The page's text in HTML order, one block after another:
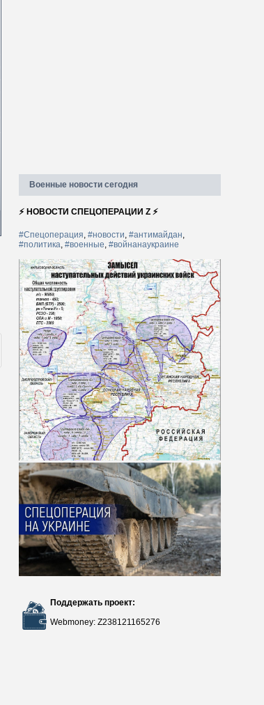
Военные новости сегодня
⚡ НОВОСТИ СПЕЦОПЕРАЦИИ Z ⚡
#Спецоперация, #новости, #антимайдан,
#политика, #военные, #войнанаукраине
Поддержать проект:
Webmoney: Z238121165276